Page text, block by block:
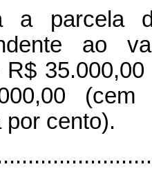
a parcela
ao
R$
por cento).